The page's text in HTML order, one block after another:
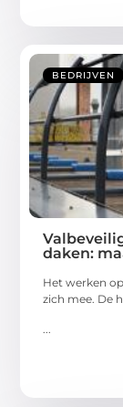
BEDRIJVEN
daken:
Het werken
zich mee. De